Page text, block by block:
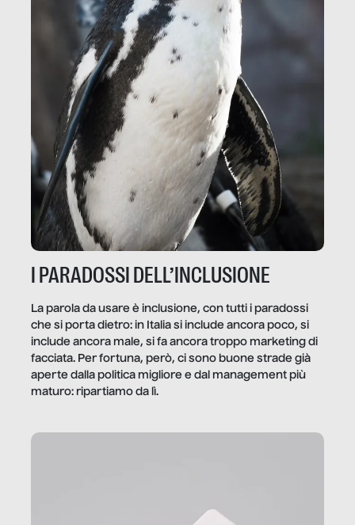
I PARADOSSI DELL’INCLUSIONE
La parola da usare è inclusione, con tutti i paradossi
che si porta dietro: in Italia si include ancora poco, si
include ancora male, si fa ancora troppo marketing di
facciata. Per fortuna, però, ci sono buone strade già
aperte dalla politica migliore e dal management più
maturo: ripartiamo da lì.